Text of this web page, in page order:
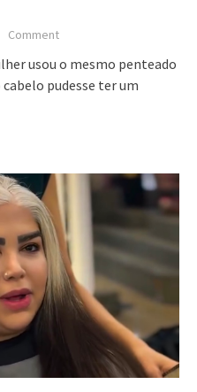
Comment
usou o mesmo penteado
pudesse ter um